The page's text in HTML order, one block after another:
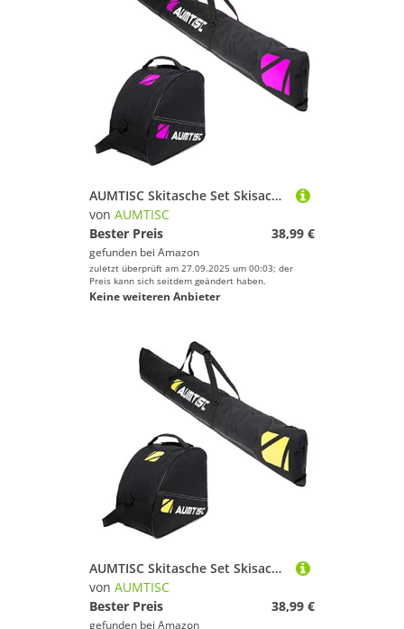
AUMTISC Skitasche Set Skisack &Skischuhtasche Längenverstellbare Bis 200 cm für 1 Paar Ski & Skischuhe…
von AUMTISC
Bester Preis
38,99 €
gefunden bei Amazon
zuletzt überprüft am 27.09.2025 um 00:03; der
Preis kann sich seitdem geändert haben.
Keine weiteren Anbieter
AUMTISC Skitasche Set Skisack &Skischuhtasche Längenverstellbare Bis 200 cm für 1 Paar Ski & Skischuhe
von AUMTISC
Bester Preis
38,99 €
gefunden bei Amazon